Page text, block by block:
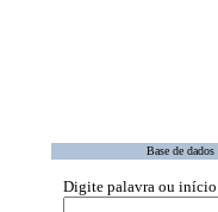
Base de dados
Digite palavra ou início